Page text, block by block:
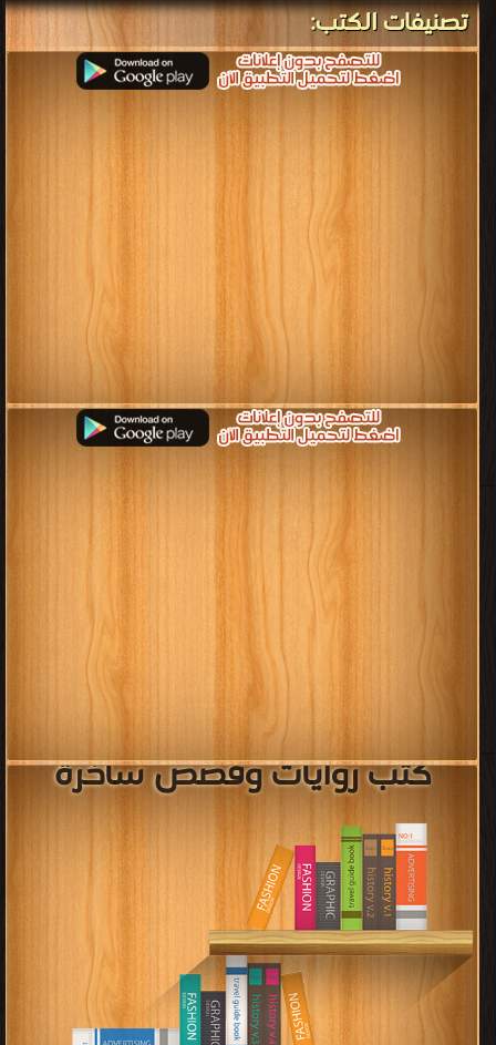
تصنيفات الكتب:
كتب روايات وقصص ساخرة